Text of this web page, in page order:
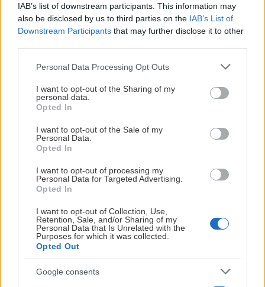
IAB’s list of downstream participants. This information may
also be disclosed by us to third parties on the IAB’s List of
Downstream Participants that may further disclose it to other
Please note that this website/app uses one or more Google
not limited to your visit or usage behaviour. You may click to
grant or deny consent to Google and its third-party tags to
use your data for below specified purposes in below Google
consent section.
Personal Data Processing Opt Outs
I want to opt-out of the Sharing of my
personal data.
Opted In
I want to opt-out of the Sale of my
Personal Data.
Opted In
I want to opt-out of processing my
Personal Data for Targeted Advertising.
Opted In
I want to opt-out of Collection, Use,
Retention, Sale, and/or Sharing of my
Personal Data that Is Unrelated with the
Purposes for which it was collected.
Opted Out
Google consents
SÄSONGENS TEMAMATCHER ÄR SATTA
Publicerad:2026-08-06 1 min läsning
BILDBYRÅN
Temamatcherna för säsongen 2026/27 är satta - nu
kan du planera din säsong!
Frölunda HC går in i en ny säsong med SHL, CHL, SDHL